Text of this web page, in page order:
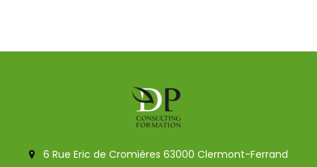
6 Rue Eric de Cromières 63000 Clermont-Ferrand